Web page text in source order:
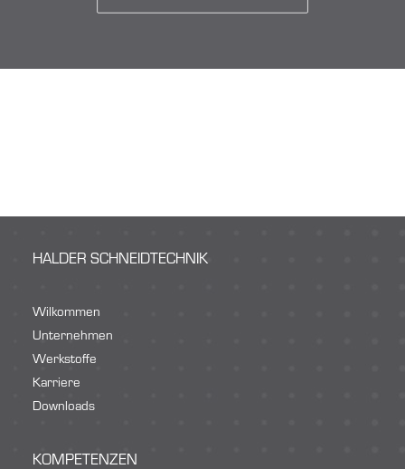
HALDER SCHNEIDTECHNIK
Wilkommen
Unternehmen
Werkstoffe
Karriere
Downloads
KOMPETENZEN